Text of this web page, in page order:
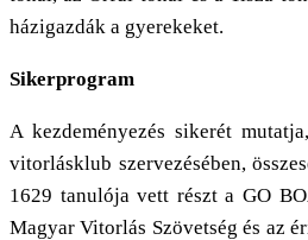
házigazdák a gyerekeket.
Sikerprogram
A kezdeményezés sikerét
vitorlásklub szervezésében,
1629 tanulója vett részt a GO
Magyar Vitorlás Szövetség és az